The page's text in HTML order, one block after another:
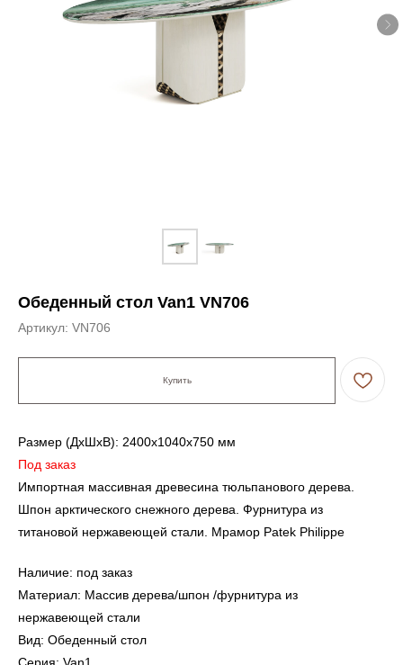
Обеденный стол Van1 VN706
Артикул: VN706
Купить
Размер (ДxШxВ): 2400x1040x750 мм
Под заказ
Импортная массивная древесина тюльпанового дерева.
Шпон арктического снежного дерева. Фурнитура из
титановой нержавеющей стали. Мрамор Patek Philippe
Наличие: под заказ
Материал: Массив дерева/шпон /фурнитура из
нержавеющей стали
Вид: Обеденный стол